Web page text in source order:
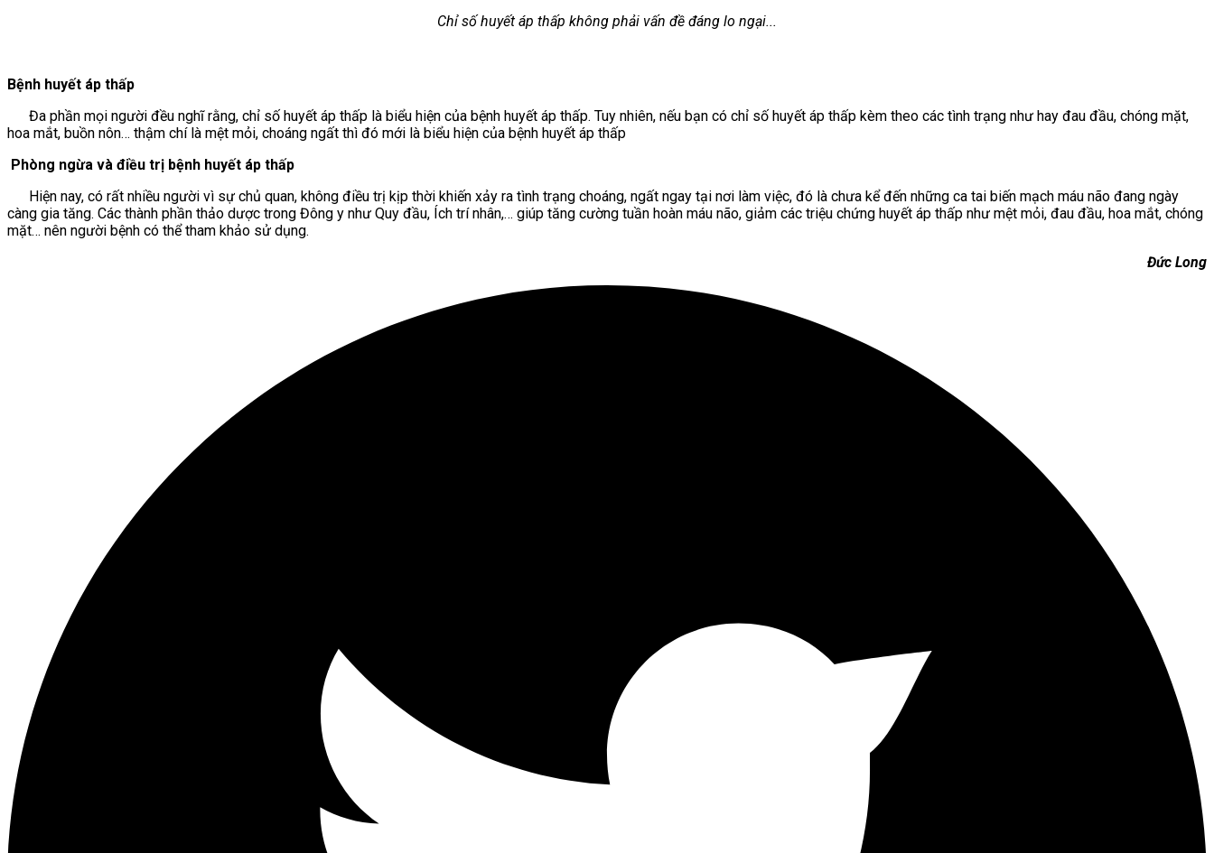
Chỉ số huyết áp thấp không phải vấn đề đáng lo ngại...
Bệnh huyết áp thấp
Đa phần mọi người đều nghĩ rằng, chỉ số huyết áp thấp là biểu hiện của bệnh huyết áp thấp. Tuy nhiên, nếu bạn có chỉ số huyết áp thấp kèm theo các tình trạng như hay đau đầu, chóng mặt,
hoa mắt, buồn nôn… thậm chí là mệt mỏi, choáng ngất thì đó mới là biểu hiện của bệnh huyết áp thấp
Phòng ngừa và điều trị bệnh huyết áp thấp
Hiện nay, có rất nhiều người vì sự chủ quan, không điều trị kịp thời khiến xảy ra tình trạng choáng, ngất ngay tại nơi làm việc, đó là chưa kể đến những ca tai biến mạch máu não đang ngày
càng gia tăng. Các thành phần thảo dược trong Đông y như Quy đầu, Ích trí nhân,… giúp tăng cường tuần hoàn máu não, giảm các triệu chứng huyết áp thấp như mệt mỏi, đau đầu, hoa mắt, chóng
mặt… nên người bệnh có thể tham khảo sử dụng.
Đức Long